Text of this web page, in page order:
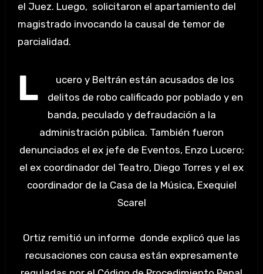
el Juez. Luego, solicitaron el apartamiento del
magistrado invocando la causal de temor de
parcialidad.
L
ucero y Beltrán están acusados de los
delitos de robo calificado por poblado y en
banda, peculado y defraudación a la
administración pública. También fueron
denunciados el ex jefe de Eventos, Enzo Lucero;
el ex coordinador del Teatro, Diego Torres y el ex
coordinador de la Casa de la Música, Exequiel
Scarel
Ortiz remitió un informe donde explicó que las
recusaciones con causa están expresamente